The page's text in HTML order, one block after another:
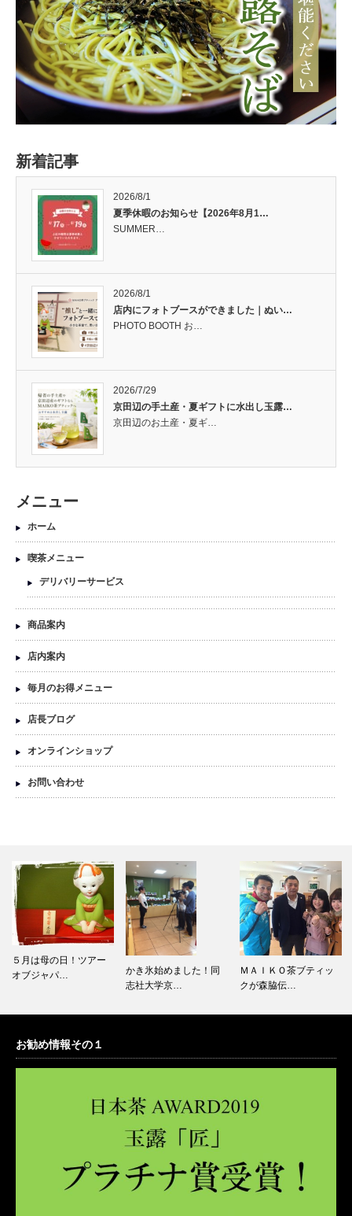
新着記事
2026/8/1
夏季休暇のお知らせ【2026年8月1…
SUMMER…
2026/8/1
店内にフォトブースができました｜ぬい…
PHOTO BOOTH お…
2026/7/29
京田辺の手土産・夏ギフトに水出し玉露…
京田辺のお土産・夏ギ…
メニュー
ホーム
喫茶メニュー
デリバリーサービス
商品案内
店内案内
毎月のお得メニュー
店長ブログ
オンラインショップ
お問い合わせ
かき氷始めました！同
ＭＡＩＫＯ茶ブティッ
クが森脇伝…
虹がでてましたよ
～！！！
お勧め情報その１